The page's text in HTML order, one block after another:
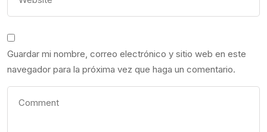
Guardar mi nombre, correo electrónico y sitio web en este
navegador para la próxima vez que haga un comentario.